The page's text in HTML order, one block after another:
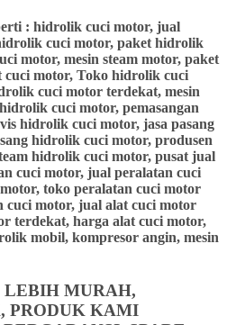
: hidrolik cuci motor, jual
cuci motor, paket hidrolik
motor, mesin steam motor, paket
cuci motor, Toko hidrolik cuci
cuci motor terdekat, mesin
cuci motor, pemasangan
hidrolik cuci motor, jasa pasang
hidrolik cuci motor, produsen
hidrolik cuci motor, pusat jual
cuci motor, jual peralatan cuci
toko peralatan cuci motor
cuci motor, jual alat cuci motor
terdekat, harga alat cuci motor,
mobil, kompresor angin, mesin
MURAH,
PRODUK KAMI